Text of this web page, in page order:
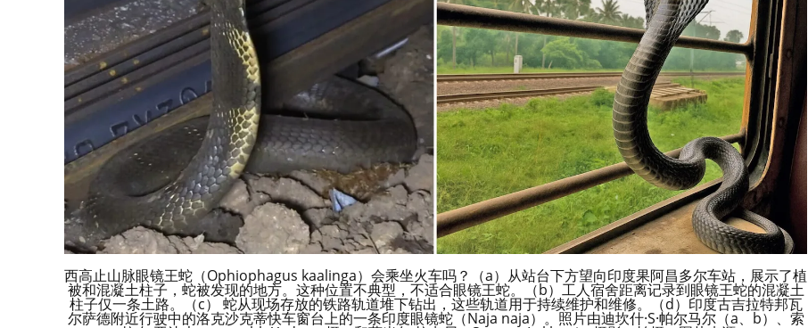
西高止山脉眼镜王蛇（Ophiophagus kaalinga）会乘坐火车吗？（a）从站台下方望向印度果阿昌多尔车站，展示了植
被和混凝土柱子，蛇被发现的地方。这种位置不典型，不适合眼镜王蛇。（b）工人宿舍距离记录到眼镜王蛇的混凝土
柱子仅一条土路。（c） 蛇从现场存放的铁路轨道堆下钻出，这些轨道用于持续维护和维修。（d）印度古吉拉特邦瓦
尔萨德附近行驶中的洛克沙克蒂快车窗台上的一条印度眼镜蛇（Naja naja）。照片由迪坎什·S·帕尔马尔（a、b）、索